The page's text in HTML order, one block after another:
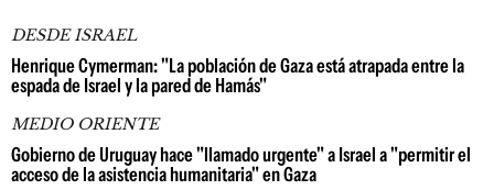
DESDE ISRAEL
Henrique Cymerman: "La población de Gaza está atrapada entre la
espada de Israel y la pared de Hamás"
MEDIO ORIENTE
Gobierno de Uruguay hace "llamado urgente" a Israel a "permitir el
acceso de la asistencia humanitaria" en Gaza